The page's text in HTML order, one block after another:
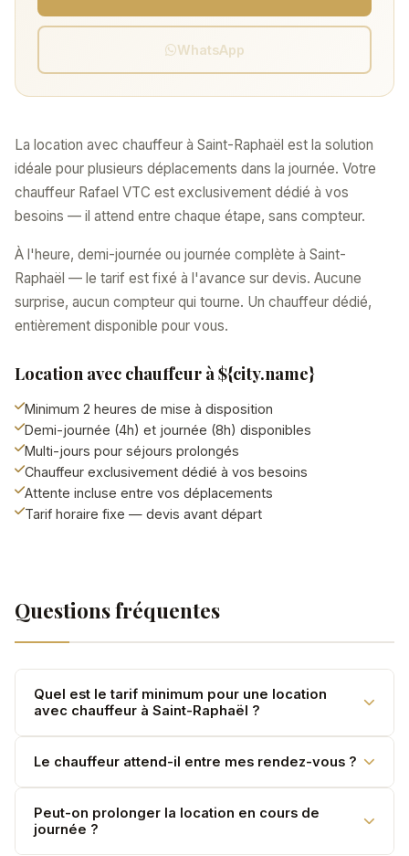
La location avec chauffeur à Saint-Raphaël est la solution
idéale pour plusieurs déplacements dans la journée. Votre
chauffeur Rafael VTC est exclusivement dédié à vos
besoins — il attend entre chaque étape, sans compteur.
À l'heure, demi-journée ou journée complète à Saint-
Raphaël — le tarif est fixé à l'avance sur devis. Aucune
surprise, aucun compteur qui tourne. Un chauffeur dédié,
entièrement disponible pour vous.
Location avec chauffeur à ${city.name}
Minimum 2 heures de mise à disposition
Demi-journée (4h) et journée (8h) disponibles
Multi-jours pour séjours prolongés
Chauffeur exclusivement dédié à vos besoins
Attente incluse entre vos déplacements
Tarif horaire fixe — devis avant départ
WhatsApp
Questions fréquentes
Quel est le tarif minimum pour une location
avec chauffeur à Saint-Raphaël ?
Minimum 2 heures. Le tarif horaire est établi sur devis
selon le véhicule choisi.
Le chauffeur attend-il entre mes rendez-vous ?
Oui. L'attente est incluse dans la mise à disposition —
votre chauffeur reste disponible en permanence.
Peut-on prolonger la location en cours de
journée ?